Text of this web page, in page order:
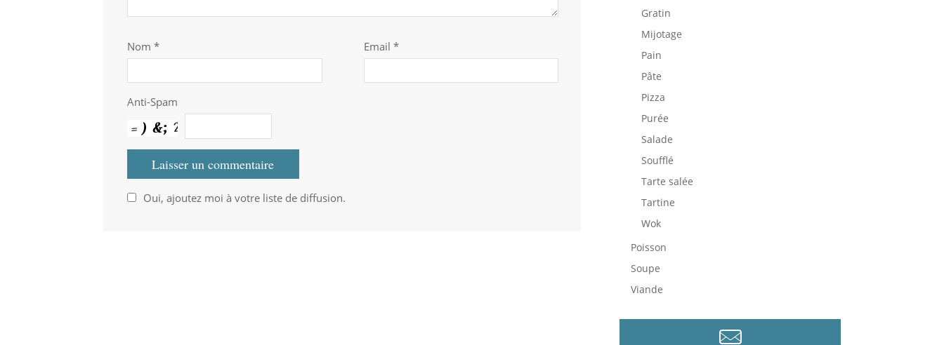
Nom* Email *
Anti-Spam
Oui, ajoutez moi à votre liste de diffusion.
Gratin
Mijotage
Pain
Pâte
Pizza
Purée
Salade
Soufflé
Tarte salée
Tartine
Wok
Poisson
Soupe
Viande